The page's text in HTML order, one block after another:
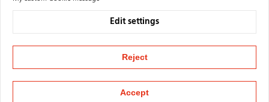
Edit settings
Reject
Accept